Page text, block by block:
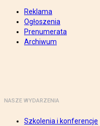
Reklama
Ogłoszenia
Prenumerata
Archiwum
NASZE WYDARZENIA
Szkolenia i konferencje